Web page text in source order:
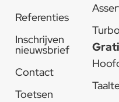
Referenties
Inschrijven
nieuwsbrief
Contact
Toetsen